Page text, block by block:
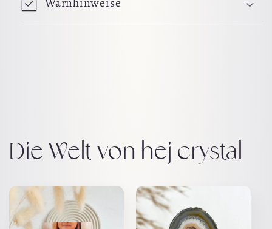
Die Welt von hej crystal